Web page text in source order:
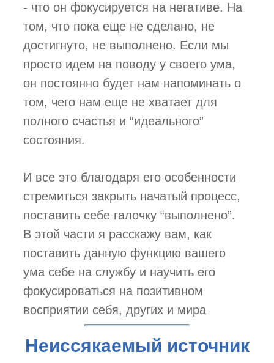
- что он фокусируется на негативе. На
том, что пока еще не сделано, не
достигнуто, не выполнено. Если мы
просто идем на поводу у своего ума,
он постоянно будет нам напоминать о
том, чего нам еще не хватает для
полного счастья и “идеального”
состояния.
И все это благодаря его особенности
стремиться закрыть начатый процесс,
поставить себе галочку “выполнено”.
В этой части я расскажу вам, как
поставить данную функцию вашего
ума себе на службу и научить его
фокусироваться на позитивном
восприятии себя, других и мира
Неиссякаемый источник